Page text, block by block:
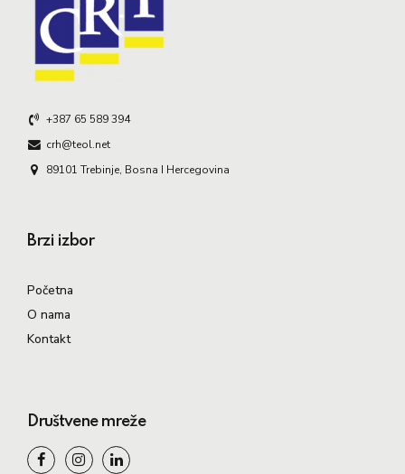
+387 65 589 394
crh@teol.net
89101 Trebinje, Bosna I Hercegovina
Brzi izbor
Početna
O nama
Kontakt
Društvene mreže